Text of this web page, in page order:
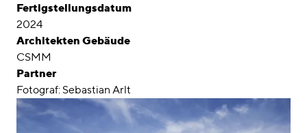
Fertigstellungsdatum
2024
Architekten Gebäude
CSMM
Partner
Fotograf: Sebastian Arlt